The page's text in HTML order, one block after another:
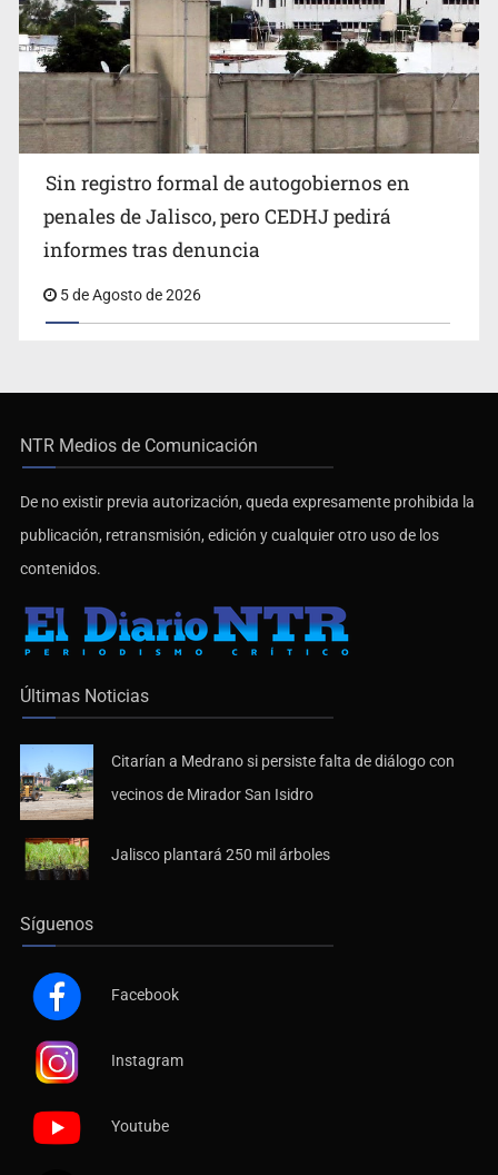
Sin registro formal de autogobiernos en
penales de Jalisco, pero CEDHJ pedirá
informes tras denuncia
5 de Agosto de 2026
NTR Medios de Comunicación
De no existir previa autorización, queda expresamente prohibida la
publicación, retransmisión, edición y cualquier otro uso de los
contenidos.
Últimas Noticias
Citarían a Medrano si persiste falta de diálogo con
vecinos de Mirador San Isidro
Jalisco plantará 250 mil árboles
Síguenos
Facebook
Instagram
Youtube